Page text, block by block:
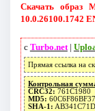
Скачать образ
10.0.26100.1742
с Turbo.net|
Прямая ссылка на
Контрольная
CRC32: 761C1980
MD5:
SHA-1: